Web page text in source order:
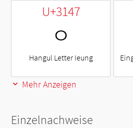
U+3147
ㅇ
Hangul Letter Ieung
Mehr Anzeigen
Einzelnachweise